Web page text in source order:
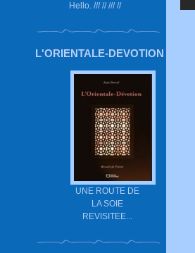
Hello. /// // /// //
L'ORIENTALE-DEVOTION
UNE ROUTE DE
LA SOIE
REVISITEE...